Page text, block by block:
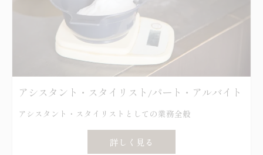
アシスタント・スタイリスト/パート・アルバイト
アシスタント・スタイリストとしての業務全般
詳しく見る